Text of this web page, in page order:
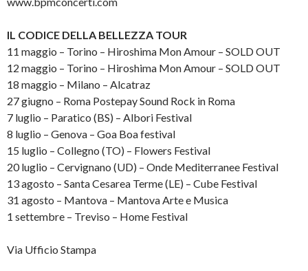
IL CODICE DELLA BELLEZZA TOUR
11 maggio – Torino – Hiroshima Mon Amour – SOLD OUT
12 maggio – Torino – Hiroshima Mon Amour – SOLD OUT
18 maggio – Milano – Alcatraz
27 giugno – Roma Postepay Sound Rock in Roma
7 luglio – Paratico (BS) – Albori Festival
8 luglio – Genova – Goa Boa festival
15 luglio – Collegno (TO) – Flowers Festival
20 luglio – Cervignano (UD) – Onde Mediterranee Festival
13 agosto – Santa Cesarea Terme (LE) – Cube Festival
31 agosto – Mantova – Mantova Arte e Musica
1 settembre – Treviso – Home Festival
Via Ufficio Stampa